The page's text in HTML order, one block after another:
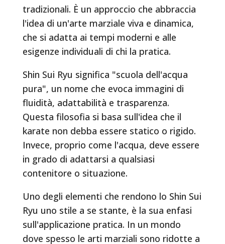
tradizionali. È un approccio che abbraccia
l'idea di un'arte marziale viva e dinamica,
che si adatta ai tempi moderni e alle
esigenze individuali di chi la pratica.
Shin Sui Ryu significa "scuola dell'acqua
pura", un nome che evoca immagini di
fluidità, adattabilità e trasparenza.
Questa filosofia si basa sull'idea che il
karate non debba essere statico o rigido.
Invece, proprio come l'acqua, deve essere
in grado di adattarsi a qualsiasi
contenitore o situazione.
Uno degli elementi che rendono lo Shin Sui
Ryu uno stile a se stante, è la sua enfasi
sull'applicazione pratica. In un mondo
dove spesso le arti marziali sono ridotte a